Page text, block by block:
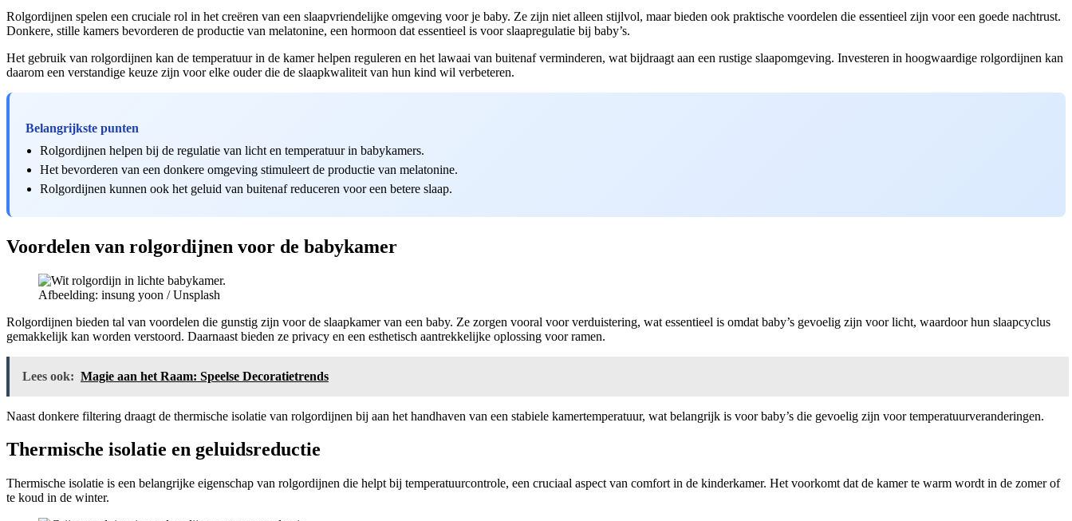
Rolgordijnen spelen een cruciale rol in het creëren van een slaapvriendelijke omgeving voor je baby. Ze zijn niet alleen stijlvol, maar bieden ook praktische voordelen die essentieel zijn voor een goede nachtrust.
Donkere, stille kamers bevorderen de productie van melatonine, een hormoon dat essentieel is voor slaapregulatie bij baby’s.
Het gebruik van rolgordijnen kan de temperatuur in de kamer helpen reguleren en het lawaai van buitenaf verminderen, wat bijdraagt aan een rustige slaapomgeving. Investeren in hoogwaardige rolgordijnen kan
daarom een verstandige keuze zijn voor elke ouder die de slaapkwaliteit van hun kind wil verbeteren.
Belangrijkste punten
Rolgordijnen helpen bij de regulatie van licht en temperatuur in babykamers.
Het bevorderen van een donkere omgeving stimuleert de productie van melatonine.
Rolgordijnen kunnen ook het geluid van buitenaf reduceren voor een betere slaap.
Voordelen van rolgordijnen voor de babykamer
Afbeelding: insung yoon / Unsplash
Rolgordijnen bieden tal van voordelen die gunstig zijn voor de slaapkamer van een baby. Ze zorgen vooral voor verduistering, wat essentieel is omdat baby’s gevoelig zijn voor licht, waardoor hun slaapcyclus
gemakkelijk kan worden verstoord. Daarnaast bieden ze privacy en een esthetisch aantrekkelijke oplossing voor ramen.
Lees ook: Magie aan het Raam: Speelse Decoratietrends
Naast donkere filtering draagt de thermische isolatie van rolgordijnen bij aan het handhaven van een stabiele kamertemperatuur, wat belangrijk is voor baby’s die gevoelig zijn voor temperatuurveranderingen.
Thermische isolatie en geluidsreductie
Thermische isolatie is een belangrijke eigenschap van rolgordijnen die helpt bij temperatuurcontrole, een cruciaal aspect van comfort in de kinderkamer. Het voorkomt dat de kamer te warm wordt in de zomer of
te koud in de winter.